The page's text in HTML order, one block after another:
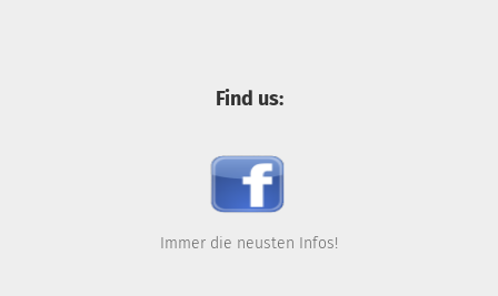
Find us:
Immer die neusten Infos!